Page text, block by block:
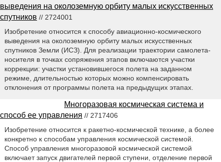
выведения на околоземную орбиту малых искусственных
спутников // 2724001
Изобретение относится к способу авиационно-космического
выведения на околоземную орбиту малых искусственных
спутников Земли (ИСЗ). Для реализации траектории самолета-
носителя в точках сопряжения этапов включаются участки
коррекции: участки установившегося полета на заданном
режиме, длительностью которых можно компенсировать
отклонения от программы полета на предыдущих этапах.
Многоразовая космическая система и
способ ее управления // 2717406
Изобретение относится к ракетно-космической технике, а более
конкретно к способам управления космической системой.
Способ управления многоразовой космической системой
включает запуск двигателей первой ступени, отделение первой